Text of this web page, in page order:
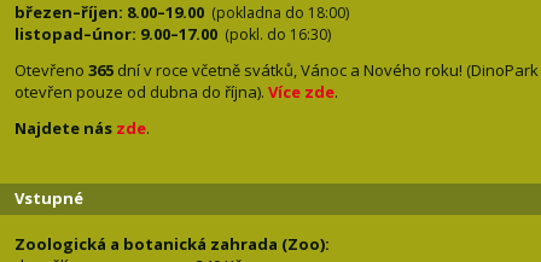
březen–říjen: 8.00–19.00 (pokladna do 18:00)
listopad–únor: 9.00–17.00 (pokl. do 16:30)
Otevřeno 365 dní v roce včetně svátků, Vánoc a Nového roku! (DinoPark
otevřen pouze od dubna do října). Více zde.
Najdete nás zde.
Vstupné
Zoologická a botanická zahrada (Zoo):